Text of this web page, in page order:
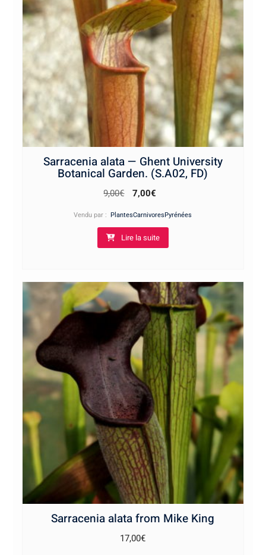
Sarracenia alata — Ghent University
Botanical Garden. (S.A02, FD)
9,00€
Le
était :
7,00€
Vendu par : PlantesCarnivoresPyrénées
Lire la suite
Sarracenia alata from Mike King
17,00€